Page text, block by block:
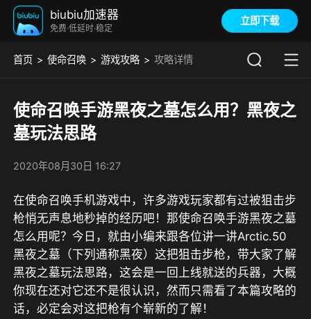
biubiu加速器
免费·低延时·稳定
立即下载
首页 使命召唤 游戏攻略 攻略详情
使命召唤手游黑夜之墓怎么用？黑夜之
墓玩法思路
2020年08月30日 16:27
在使命召唤手机游戏中，许多游戏玩家都有过被狙击步
枪悄无声息地秒掉的经历吧！那使命召唤手游黑夜之墓
怎么用呢？今日，就由小编来跟各位讲一讲Arctic.50
黑夜之墓（下列通称黑夜）这把狙击步枪，带大家了解
黑夜之墓玩法思路，这会是一回上线就送的兵器，大概
你现在还对它还不是很认识，然而只需看了本篇攻略的
话，必定会对这把枪有个崭新的了解！